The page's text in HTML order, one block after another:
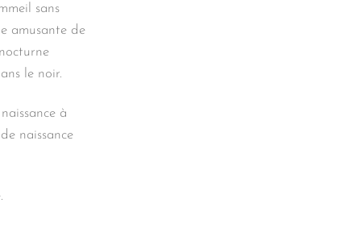
sans
amusante de
le noir.
à
naissance